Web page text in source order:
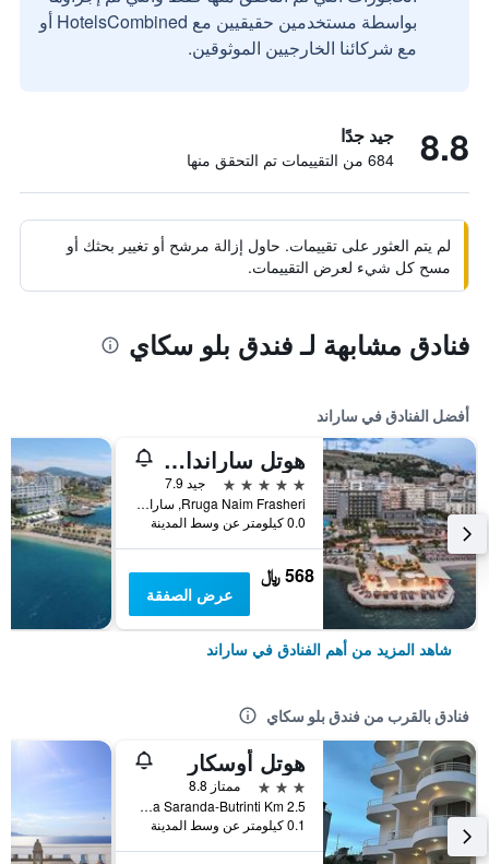
بواسطة مستخدمين حقيقيين مع HotelsCombined أو
مع شركائنا الخارجيين الموثوقين.
8.8 جيد جدًا
684 من التقييمات تم التحقق منها
لم يتم العثور على تقييمات. حاول إزالة مرشح أو تغيير بحثك أو
مسح كل شيء لعرض التقييمات.
فنادق مشابهة لـ فندق بلو سكاي
أفضل الفنادق في ساراند
هوتل ساراندا بوترينتي، أفيلياتيد باي ميليا
5 نجوم
جيد 7.9
Rruga Naim Frasheri, ساراند, ألبانيا
0.0 كيلومتر عن وسط المدينة
568 ﷼
عرض الصفقة
شاهد المزيد من أهم الفنادق في ساراند
فنادق بالقرب من فندق بلو سكاي
هوتل أوسكار
3 نجوم
ممتاز 8.8
Rruga Saranda-Butrinti Km 2.5, ساراند, ألبانيا
0.1 كيلومتر عن وسط المدينة